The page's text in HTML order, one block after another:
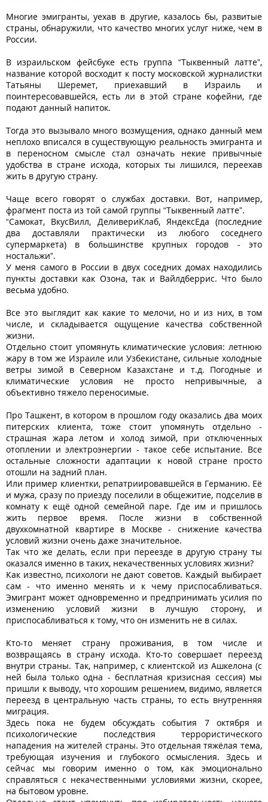
Многие эмигранты, уехав в другие, казалось бы, развитые
страны, обнаружили, что качество многих услуг ниже, чем в
России.
В израильском фейсбуке есть группа “Тыквенный латте”,
название которой восходит к посту московской журналистки
Татьяны Шеремет, приехавший в Израиль и
поинтересовавшейся, есть ли в этой стране кофейни, где
подают данный напиток.
Тогда это вызывало много возмущения, однако данный мем
неплохо вписался в существующую реальность эмигранта и
в переносном смысле стал означать некие привычные
удобства в стране исхода, которых ты лишился, переехав
жить в другую страну.
Чаще всего говорят о службах доставки. Вот, например,
фрагмент поста из той самой группы “Тыквенный латте”.
“Самокат, ВкусВилл, ДеливериКлаб, ЯндексЕда (последние
два доставляли практически из любого соседнего
супермаркета) в большинстве крупных городов - это
ностальжи”.
У меня самого в России в двух соседних домах находились
пункты доставки как Озона, так и Вайлдберрис. Что было
весьма удобно.
Все это выглядит как какие то мелочи, но и из них, в том
числе, и складывается ощущение качества собственной
жизни.
Отдельно стоит упомянуть климатические условия: летнюю
жару в том же Израиле или Узбекистане, сильные холодные
ветры зимой в Северном Казахстане и т.д. Погодные и
климатические условия не просто непривычные, а
объективно тяжело переносимые.
Про Ташкент, в котором в прошлом году оказались два моих
питерских клиента, тоже стоит упомянуть отдельно -
страшная жара летом и холод зимой, при отключенных
отоплении и электроэнергии - такое себе испытание. Все
остальные сложности адаптации к новой стране просто
отошли на задний план.
Или пример клиентки, репатриировавшейся в Германию. Её
и мужа, сразу по приезду поселили в общежитие, подселив в
комнату к ещё одной семейной паре. Где им и пришлось
жить первое время. После жизни в собственной
двухкомнатной квартире в Москве - снижение качества
условий жизни очень даже значительное.
Так что же делать, если при переезде в другую страну ты
оказался именно в таких, некачественных условиях жизни?
Как известно, психологи не дают советов. Каждый выбирает
сам - что именно менять и к чему приспосабливаться.
Эмигрант может одновременно и предпринимать усилия по
изменению условий жизни в лучшую сторону, и
приспосабливаться к тому, что он изменить не в силах.
Кто-то меняет страну проживания, в том числе и
возвращаясь в страну исхода. Кто-то совершает переезд
внутри страны. Так, например, с клиентской из Ашкелона (с
ней была только одна - бесплатная кризисная сессия) мы
пришли к выводу, что хорошим решением, видимо, является
переезд в центральную часть страны, то есть внутренняя
миграция.
Здесь пока не будем обсуждать события 7 октября и
психологические последствия террористического
нападения на жителей страны. Это отдельная тяжёлая тема,
требующая изучения и глубокого осмысления. Здесь и
сейчас мы говорим именно о том, как эмоционально
справляться с некачественными условиями жизни, скорее,
на бытовом уровне.